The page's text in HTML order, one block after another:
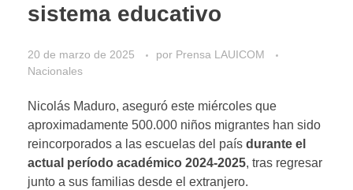
sistema educativo
20 de marzo de 2025 por Prensa LAUICOM
Nacionales
Nicolás Maduro, aseguró este miércoles que
aproximadamente 500.000 niños migrantes han sido
reincorporados a las escuelas del país durante el
actual período académico 2024-2025, tras regresar
junto a sus familias desde el extranjero.